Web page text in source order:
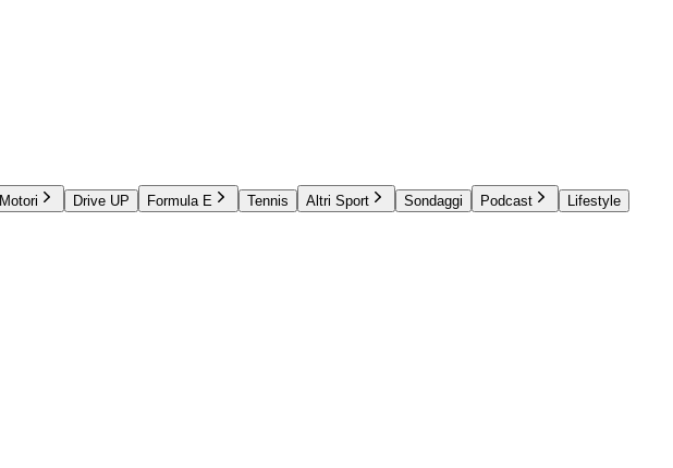
Motori Drive UP Formula E Tennis Altri Sport Sondaggi Podcast
Lifestyle